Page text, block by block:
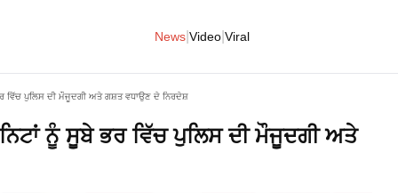
News Video Viral
ਵਿੱਚ ਪੁਲਿਸ ਦੀ ਮੌਜੂਦਗੀ ਅਤੇ ਗਸ਼ਤ ਵਧਾਉਣ ਦੇ ਨਿਰਦੇਸ਼
ਨੂੰ ਸੂਬੇ ਭਰ ਵਿੱਚ ਪੁਲਿਸ ਦੀ ਮੌਜੂਦਗੀ ਅਤੇ